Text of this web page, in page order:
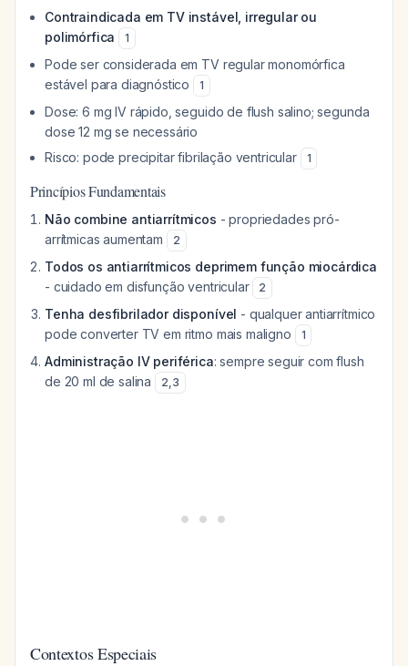
Contraindicada em TV instável, irregular ou
polimórfica
1
Pode ser considerada em TV regular monomórfica
estável para diagnóstico
1
Dose: 6 mg IV rápido, seguido de flush salino; segunda
dose 12 mg se necessário
Risco: pode precipitar fibrilação ventricular
1
Princípios Fundamentais
Não combine antiarrítmicos - propriedades pró-
arrítmicas aumentam
2
Todos os antiarrítmicos deprimem função miocárdica
- cuidado em disfunção ventricular
2
Tenha desfibrilador disponível - qualquer antiarrítmico
pode converter TV em ritmo mais maligno
1
Administração IV periférica: sempre seguir com flush
de 20 ml de salina
2,3
Contextos Especiais